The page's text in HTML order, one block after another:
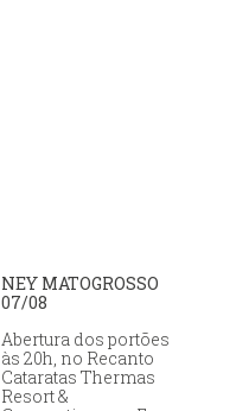
NEY MATOGROSSO
07/08
Abertura dos portões
às 20h, no Recanto
Cataratas Thermas
Resort &